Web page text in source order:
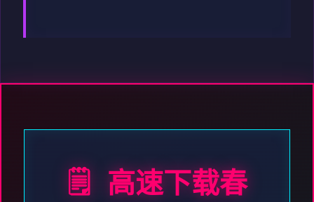
🗒️ 高速下载春